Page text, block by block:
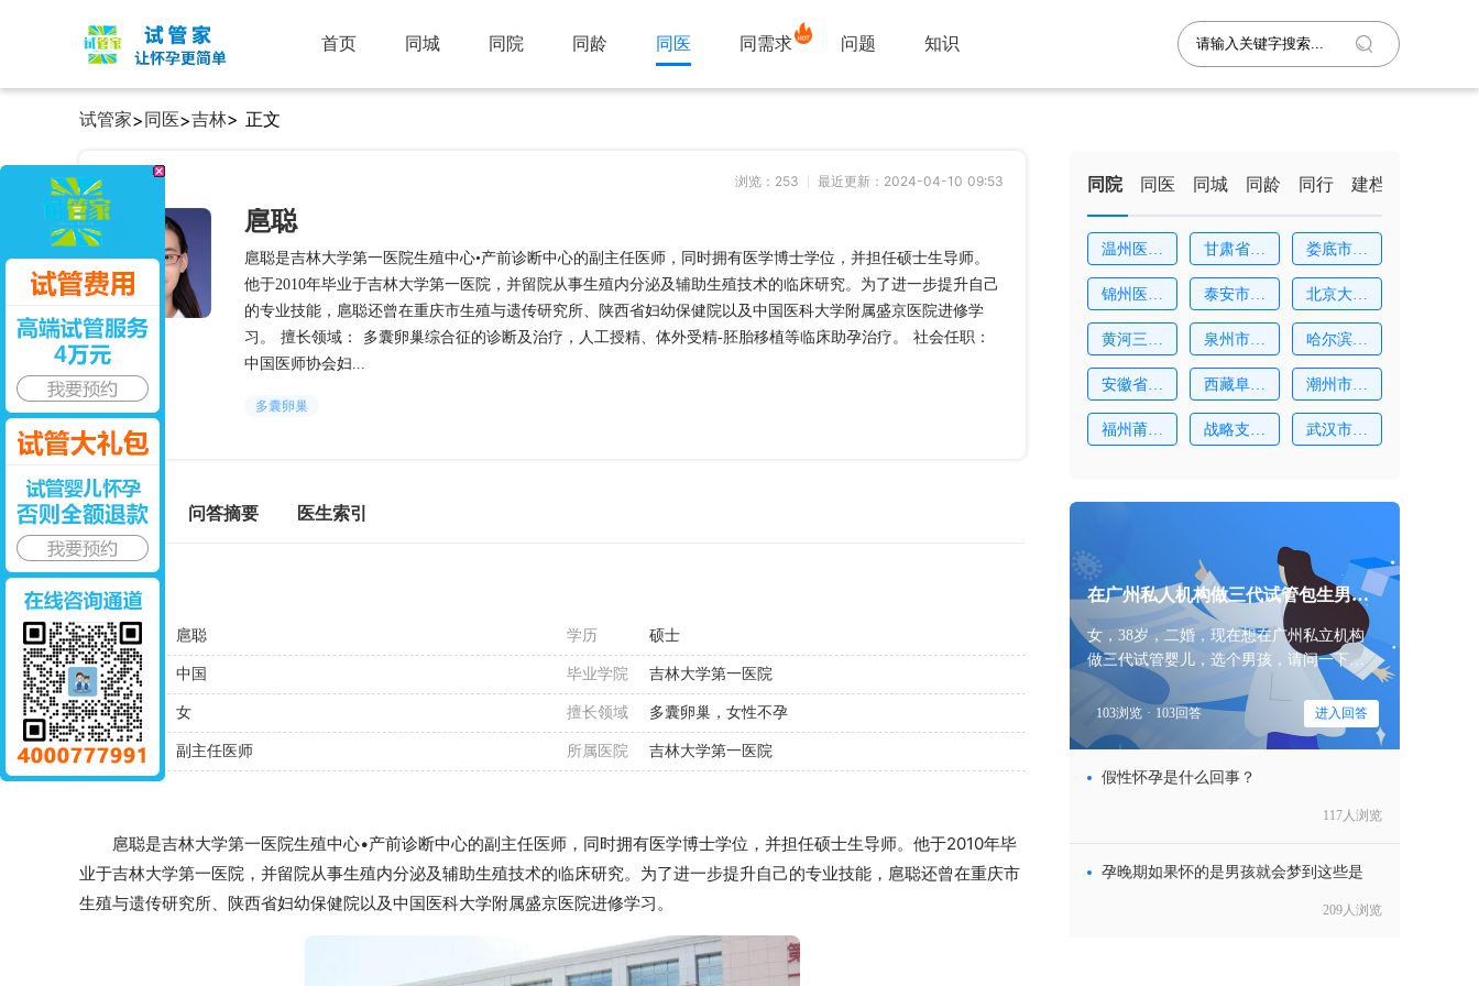
首页 同城 同院 同龄 同医 同需求 问题 知识
试管家>同医>吉林> 正文
浏览： 253 最近更新：2024-04-10 09:53
扈聪
扈聪是吉林大学第一医院生殖中心•产前诊断中心的副主任医师，同时拥有医学博士学位，并担任硕士生导师。
他于2010年毕业于吉林大学第一医院，并留院从事生殖内分泌及辅助生殖技术的临床研究。为了进一步提升自己
的专业技能，扈聪还曾在重庆市生殖与遗传研究所、陕西省妇幼保健院以及中国医科大学附属盛京医院进修学
习。 擅长领域： 多囊卵巢综合征的诊断及治疗，人工授精、体外受精-胚胎移植等临床助孕治疗。 社会任职：
中国医师协会妇...
多囊卵巢
标签百科 问答摘要 医生索引
基本信息
名字 扈聪 学历 硕士
国籍 中国 毕业学院 吉林大学第一医院
性别 女 擅长领域 多囊卵巢，女性不孕
职称 副主任医师 所属医院 吉林大学第一医院
扈聪是吉林大学第一医院生殖中心•产前诊断中心的副主任医师，同时拥有医学博士学位，并担任硕士生导师。他于2010年毕
业于吉林大学第一医院，并留院从事生殖内分泌及辅助生殖技术的临床研究。为了进一步提升自己的专业技能，扈聪还曾在重庆市
生殖与遗传研究所、陕西省妇幼保健院以及中国医科大学附属盛京医院进修学习。
同院 同医 同城 同龄 同行 建档
温州医科
大
甘肃省妇
幼
娄底市中
心
锦州医科
大
泰安市中
心
北京大学
深
黄河三门
峡
泉州市中
医
哈尔滨市
红
安徽省妇
幼
西藏阜康
医
潮州市中
心
福州莆田
战略支援
武汉市妇
在广州私人机构做三代试管包生男孩
女，38岁，二婚，现在想在广州私立机构
做三代试管婴儿，选个男孩，请问一下大
家，在广州私人机构做三代试管包生男孩
价格一般多少钱？
103浏览 · 103回答 进入回答
假性怀孕是什么回事？
117人浏览
孕晚期如果怀的是男孩就会梦到这些是
209人浏览